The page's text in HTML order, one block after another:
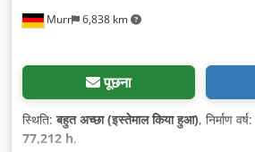
Murr 6,838 km
पूछना
स्थिति:बहुत अच्छा (इस्तेमाल किया हुआ), निर्माण वर्ष:
77,212 h,